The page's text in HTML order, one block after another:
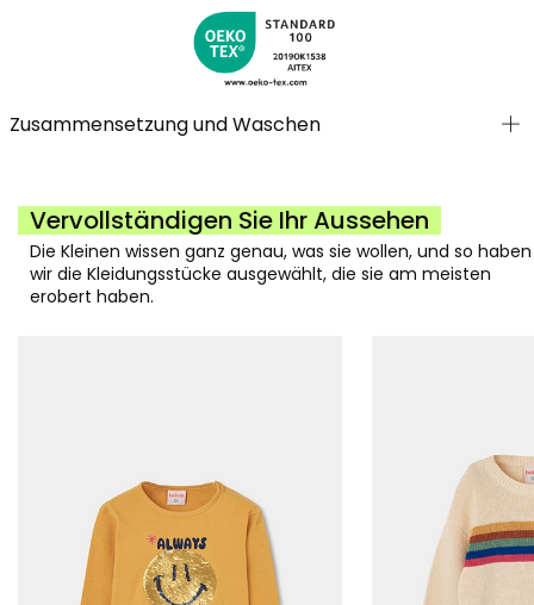
Zusammensetzung und Waschen
Vervollständigen Sie Ihr Aussehen
Die Kleinen wissen ganz genau, was sie wollen, und so haben
wir die Kleidungsstücke ausgewählt, die sie am meisten
erobert haben.